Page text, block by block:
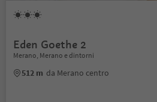
Eden Goethe 2
Merano, Merano e dintorni
512 m da Merano centro